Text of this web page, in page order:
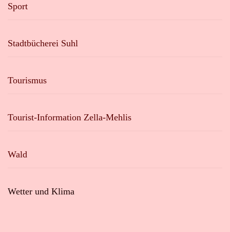
Sport
Stadtbücherei Suhl
Tourismus
Tourist-Information Zella-Mehlis
Wald
Wetter und Klima